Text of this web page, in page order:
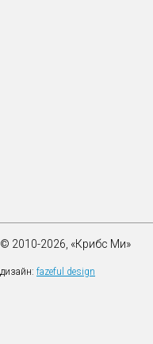
© 2010-2026, «Крибс Ми»
дизайн: fazeful design